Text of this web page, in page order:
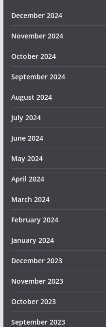
December 2024
November 2024
October 2024
September 2024
August 2024
July 2024
June 2024
May 2024
April 2024
March 2024
February 2024
January 2024
December 2023
November 2023
October 2023
September 2023